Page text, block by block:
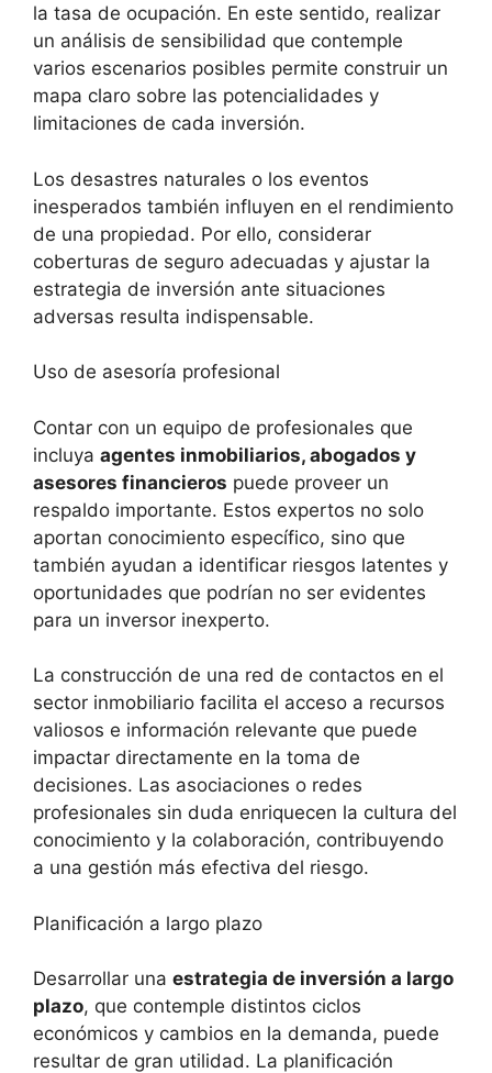
la tasa de ocupación. En este​ sentido, realizar
un análisis de sensibilidad que contemple
varios escenarios posibles permite construir un
mapa claro sobre las potencialidades ⁣y
limitaciones de cada⁢ inversión.
Los desastres naturales o los eventos
inesperados también influyen en el rendimiento
de una propiedad. Por ello, considerar
coberturas de‌ seguro adecuadas y ajustar la
estrategia de inversión⁣ ante ⁣situaciones
adversas resulta‍ indispensable.
Uso de asesoría profesional
Contar con un equipo de profesionales que
incluya agentes inmobiliarios, abogados y
asesores financieros puede proveer un
respaldo importante. Estos expertos no​ solo
aportan conocimiento específico, sino que
también ayudan a identificar riesgos ​latentes ​y
oportunidades que podrían no ser evidentes ​
para un inversor inexperto.
La construcción de una red ⁤de contactos en el
sector inmobiliario ⁤facilita el⁣ acceso a recursos
valiosos e información relevante que ⁤puede
⁤impactar directamente en ⁢la ⁢toma⁤ de
decisiones. Las ‍asociaciones o redes
profesionales sin duda enriquecen la cultura del‌
conocimiento‌ y la colaboración, contribuyendo
a una gestión más efectiva del riesgo.
Planificación a largo plazo
Desarrollar una estrategia de inversión a largo
plazo, que contemple​ distintos ciclos
económicos y cambios en la demanda, puede​
resultar de gran‌ utilidad. ‌La ​planificación